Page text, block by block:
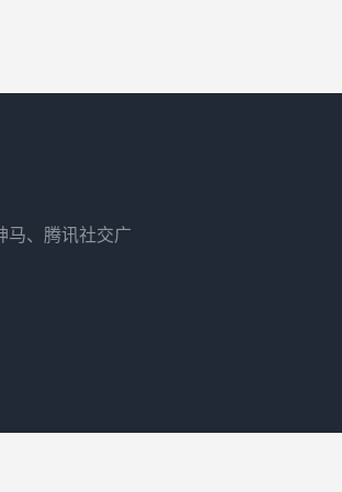
马、腾讯社交广